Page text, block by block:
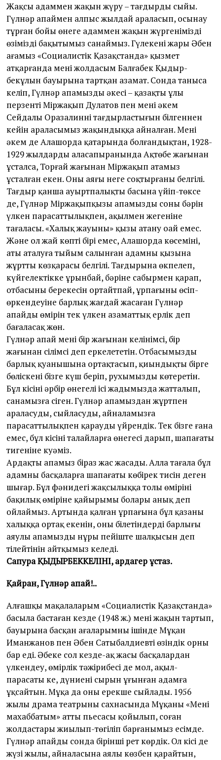
Жақсы адаммен жақын жүру – тағдырдың сыйы.
Гүлнәр апаймен алпыс жылдай араласып, осынау
тұрған бойы өнеге адаммен жақын жүргенімізді
өзіміздің бақытымыз санаймыз. Гүлекеңнің жары Әбен
ағамыз «Социалистік Қазақстанда» қызмет
атқарғанда менің жолдасым Балғабек Қы­дыр­­
бекұлын бауырына тартқан азамат. Сонда таныса
келіп, Гүл­нәр апамыздың әкесі – қазақ­тың ұлы
перзенті Міржақып Дула­тов пен менің әкем
Сейдалы Ора­залиннің тағдырластығын білгеннен
кейін араласымыз жақындыққа айналған. Менің
әкем де Алашорда қатарында бол­ғандықтан, 1928-
1929 жыл­дар­дың аласапыранында Ақтөбе жағынан
ұсталса, Торғай жағынан Міржақып атамыз
ұсталған екен. Оның аяғы неге соқтырғаны белгілі.
Тағдыр қанша ауыртпалықты басына үйіп-төксе
де, Гүлнәр Міржақыпқызы апамыздың соның бәрін
үлкен парасаттылықпен, ақылмен жеңгеніне
таңғаласың. «Халық жауының» қызы атану оңай емес.
Және ол жай көптің бірі емес, Алашорда көсемінің,
аты аталуға тыйым салынған адамның қызына
жұрттың көзқарасы бел­гілі. Тағдырына өкпелеп,
күй­ге­лектікке ұрынбай, бәріне сабырмен қарап,
отбасының бере­кесін ортайтпай, ұрпағының өсіп-
өркендеуіне барлық жағдай жасаған Гүлнәр
апайдың өмірін тек үлкен азаматтық ерлік деп
бағаласақ жөн.
Гүлнәр апай мені бір жағынан келінімсің, бір
жағынан сіңлімсің деп еркелететін. Отбасымыздың
барлық қуанышына ортақтасып, қиындықты бірге
бөліскені бізге күш беріп, рухымызды көтеретін.
Бұл кісінің әрбір өнегелі ісі жадымызда жатталып,
санамызға сің­ген. Гүлнәр апамыздан жұрт­пен
араласуды, сыйласуды, ай­на­ламызға
парасаттылықпен қа­рауды үйрендік. Тек бізге ғана
емес, бұл кісінің талайларға өне­гесі дарып, шапағаты
тигеніне куәміз.
Ардақты апамыз біраз жас жасады. Алла тағала бұл
адамның басқаларға шапағаты көбірек тисін деген
шығар. Бұл фәнидегі жақсылыққа толы өмірінің
бақилық өміріне қайырымы болары анық деп
ойлаймыз. Артында қалған ұрпағына бұл қазаның
халыққа ортақ екенін, оны білетіндердің барлығы
аяулы апамыздың нұры пейіште шалқысын деп
тілейтінін айтқымыз келеді.
СапураҚЫДЫРБЕККЕЛІНІ,ардагер ұстаз.
Қайран, Гүлнәр апай!..
Алғашқы мақалаларым «Социалистік Қазақстанда»
басыла бастаған кезде (1948 ж.) мені жақын тартып,
бауырына басқан ағаларымның ішінде Мұқан
Иманжанов пен Әбен Сатыбалдиевтің өзіндік орны
бар еді. Әбекең сол кезде-ақ жасы басқалардан
үлкендеу, өмірлік тәжірибесі де мол, ақыл-
парасаты кең, дүниенің сырын ұғынған адамға
ұқсайтын. Мұқаң да оны ерекше сыйлады. 1956
жылы драма театрының сахнасында Мұқаңның «Менің
махаббатым» атты пьесасы қойылып, соған
жолдастары жиылып-төгіліп барғанымыз есімде.
Гүлнәр апайды сонда бірінші рет көрдік. Ол кісі де
жүзі жылы, айналасына аялы көзбен қарайтын,